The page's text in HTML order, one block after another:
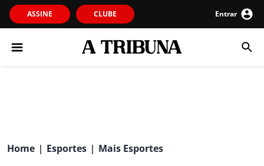
ASSINE CLUBE Entrar
Home | Esportes | Mais Esportes